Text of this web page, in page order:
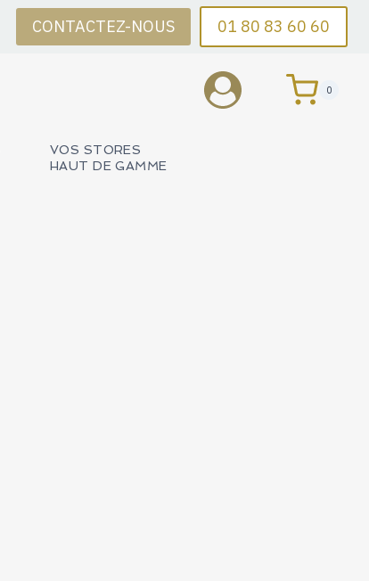
CONTACTEZ-NOUS 01 80 83 60 60
0
VOS STORES
HAUT DE GAMME